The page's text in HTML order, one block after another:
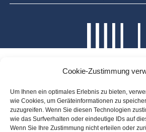
Cookie-Zustimmung
Um Ihnen ein optimales Erlebnis zu bieten,
wie Cookies, um Geräteinformationen zu
zuzugreifen. Wenn Sie diesen Technologien
wie das Surfverhalten oder eindeutige IDs auf
Wenn Sie Ihre Zustimmung nicht erteilen oder